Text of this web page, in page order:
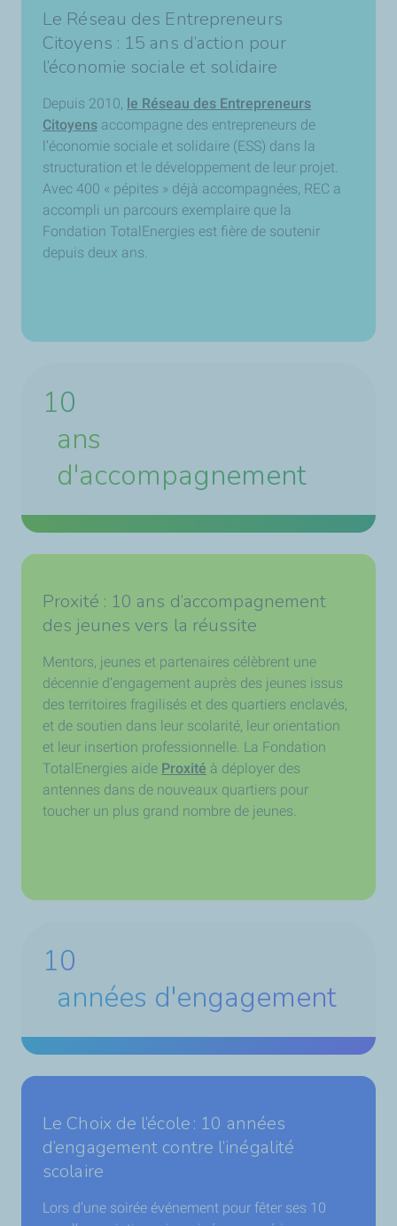
Le Réseau des Entrepreneurs
Citoyens : 15 ans d’action pour
l’économie sociale et solidaire
Depuis 2010, le Réseau des Entrepreneurs
Citoyens accompagne des entrepreneurs de
l’économie sociale et solidaire (ESS) dans la
structuration et le développement de leur projet.
Avec 400 « pépites » déjà accompagnées, REC a
accompli un parcours exemplaire que la
Fondation TotalEnergies est fière de soutenir
depuis deux ans.
10
ans
d'accompagnement
Proxité : 10 ans d’accompagnement
des jeunes vers la réussite
Mentors, jeunes et partenaires célèbrent une
décennie d’engagement auprès des jeunes issus
des territoires fragilisés et des quartiers enclavés,
et de soutien dans leur scolarité, leur orientation
et leur insertion professionnelle. La Fondation
TotalEnergies aide Proxité à déployer des
antennes dans de nouveaux quartiers pour
toucher un plus grand nombre de jeunes.
10
années d'engagement
Le Choix de l’école : 10 années
d’engagement contre l’inégalité
scolaire
Lors d’une soirée événement pour fêter ses 10